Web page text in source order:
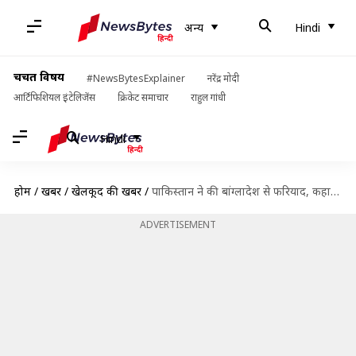
अन्य Hindi
चर्चित विषय #NewsBytesExplainer
नरेंद्र मोदी
आर्टिफिशियल इंटेलिजेंस
क्रिकेट समाचार राहुल गांधी
Hindi
होम / खबरें / खेलकूद की खबरें / पाकिस्तान ने की बांग्लादेश से फरियाद, कहा- दो नहीं तो एक ही टेस्ट मैच खेल लो
ADVERTISEMENT